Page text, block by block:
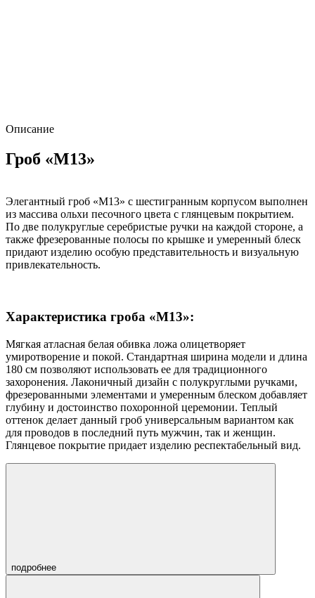
Описание
Гроб «М13»
Элегантный гроб «М13» с шестигранным корпусом выполнен
из массива ольхи песочного цвета с глянцевым покрытием.
По две полукруглые серебристые ручки на каждой стороне, а
также фрезерованные полосы по крышке и умеренный блеск
придают изделию особую представительность и визуальную
привлекательность.
Характеристика гроба «М13»:
Мягкая атласная белая обивка ложа олицетворяет
умиротворение и покой. Стандартная ширина модели и длина
180 см позволяют использовать ее для традиционного
захоронения. Лаконичный дизайн с полукруглыми ручками,
фрезерованными элементами и умеренным блеском добавляет
глубину и достоинство похоронной церемонии. Теплый
оттенок делает данный гроб универсальным вариантом как
для проводов в последний путь мужчин, так и женщин.
Глянцевое покрытие придает изделию респектабельный вид.
подробнее